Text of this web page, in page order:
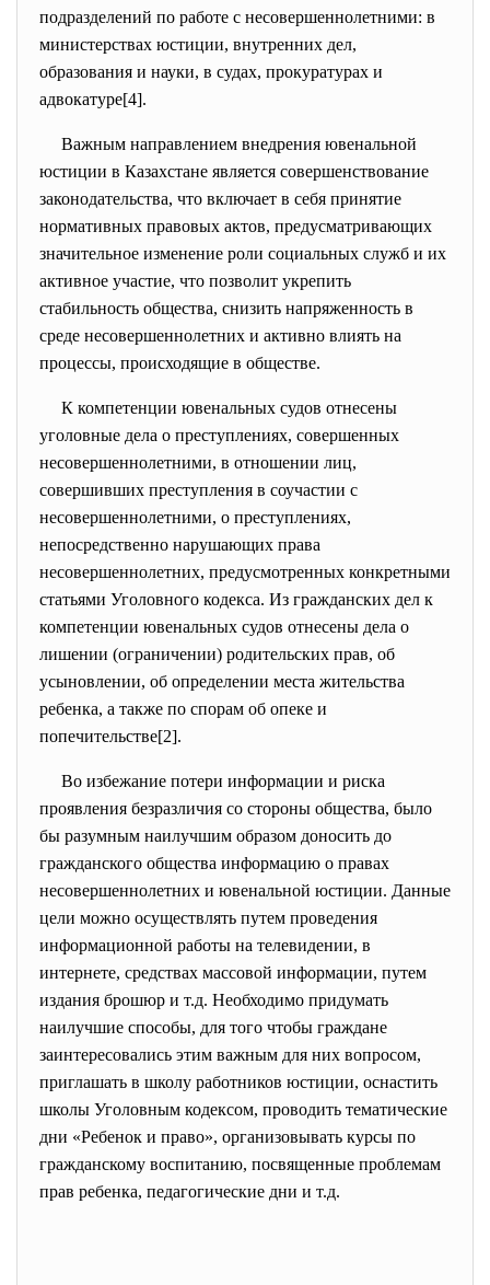
подразделений по работе с несовершеннолетними: в
министерствах юстиции, внутренних дел,
образования и науки, в судах, прокуратурах и
адвокатуре[4].
Важным направлением внедрения ювенальной
юстиции в Казахстане является совершенствование
законодательства, что включает в себя принятие
нормативных правовых актов, предусматривающих
значительное изменение роли социальных служб и их
активное участие, что позволит укрепить
стабильность общества, снизить напряженность в
среде несовершеннолетних и активно влиять на
процессы, происходящие в обществе.
К компетенции ювенальных судов отнесены
уголовные дела о преступлениях, совершенных
несовершеннолетними, в отношении лиц,
совершивших преступления в соучастии с
несовершеннолетними, о преступлениях,
непосредственно нарушающих права
несовершеннолетних, предусмотренных конкретными
статьями Уголовного кодекса. Из гражданских дел к
компетенции ювенальных судов отнесены дела о
лишении (ограничении) родительских прав, об
усыновлении, об определении места жительства
ребенка, а также по спорам об опеке и
попечительстве[2].
Во избежание потери информации и риска
проявления безразличия со стороны общества, было
бы разумным наилучшим образом доносить до
гражданского общества информацию о правах
несовершеннолетних и ювенальной юстиции. Данные
цели можно осуществлять путем проведения
информационной работы на телевидении, в
интернете, средствах массовой информации, путем
издания брошюр и т.д. Необходимо придумать
наилучшие способы, для того чтобы граждане
заинтересовались этим важным для них вопросом,
приглашать в школу работников юстиции, оснастить
школы Уголовным кодексом, проводить тематические
дни «Ребенок и право», организовывать курсы по
гражданскому воспитанию, посвященные проблемам
прав ребенка, педагогические дни и т.д.